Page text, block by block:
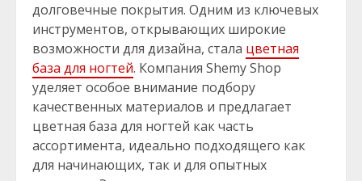
долговечные покрытия. Одним из ключевых
инструментов, открывающих широкие
возможности для дизайна, стала цветная
база для ногтей. Компания Shemy Shop
уделяет особое внимание подбору
качественных материалов и предлагает
цветная база для ногтей как часть
ассортимента, идеально подходящего как
для начинающих, так и для опытных